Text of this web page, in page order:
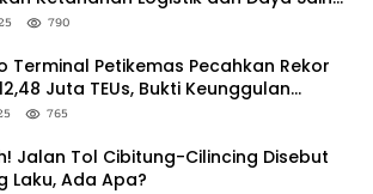
790
Terminal Petikemas Pecahkan Rekor
Juta TEUs, Bukti Keunggulan
Nasional
765
Jalan Tol Cibitung-Cilincing Disebut
Laku, Ada Apa?